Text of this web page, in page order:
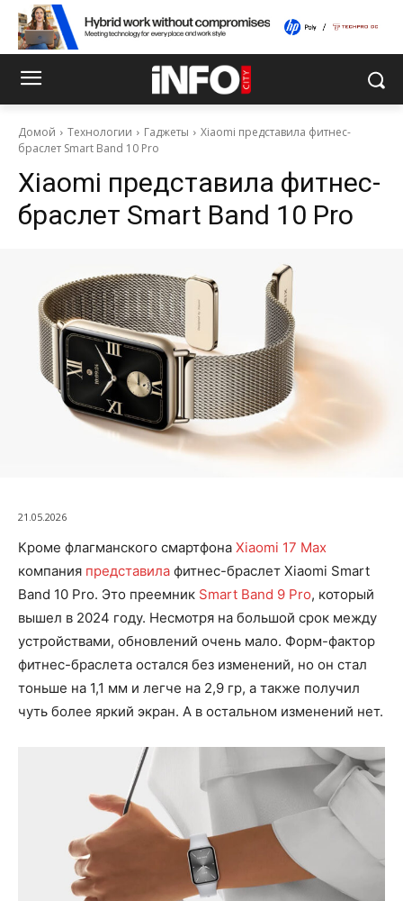
Домой Технологии Гаджеты
Xiaomi представила фитнес-
браслет Smart Band 10 Pro
Xiaomi представила фитнес-
браслет Smart Band 10 Pro
21.05.2026
Кроме флагманского смартфона Xiaomi 17 Max
компания представила фитнес-браслет Xiaomi Smart
Band 10 Pro. Это преемник Smart Band 9 Pro, который
вышел в 2024 году. Несмотря на большой срок между
устройствами, обновлений очень мало. Форм-фактор
фитнес-браслета остался без изменений, но он стал
тоньше на 1,1 мм и легче на 2,9 гр, а также получил
чуть более яркий экран. А в остальном изменений нет.